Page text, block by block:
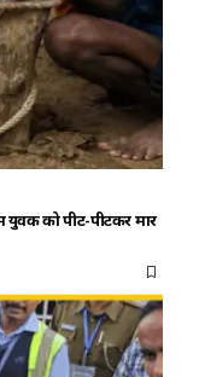
को पीट-पीटकर मार